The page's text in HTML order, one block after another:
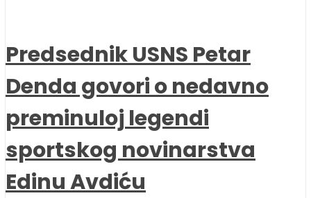
Predsednik USNS Petar
Denda govori o nedavno
preminuloj legendi
sportskog novinarstva
Edinu Avdiću